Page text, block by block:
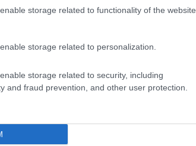
storage related to functionality of the website
storage related to personalization.
storage related to security, including
and fraud prevention, and other user protection.
#jakab juli